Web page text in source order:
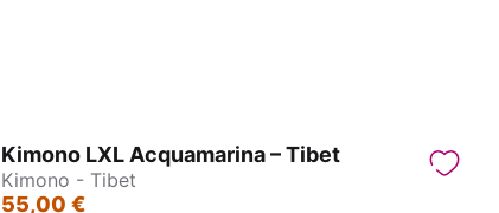
Kimono LXL Acquamarina – Tibet
Kimono - Tibet
55,00 €